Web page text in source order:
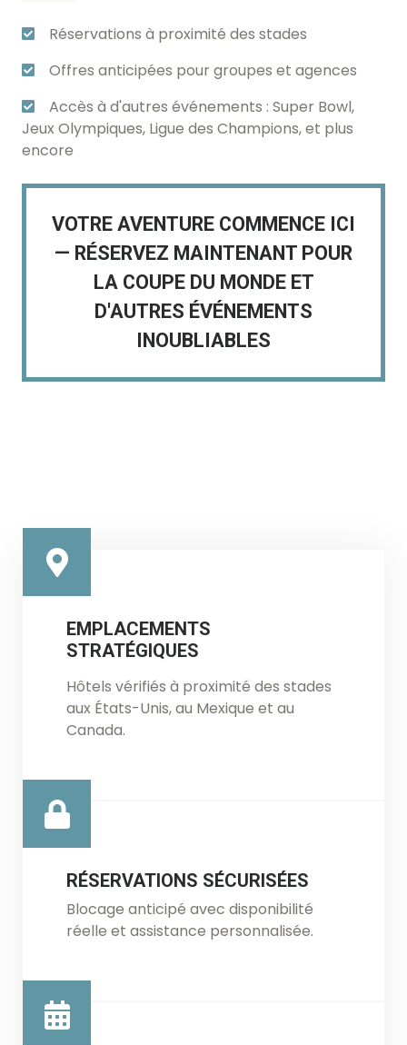
Réservations à proximité des stades
Offres anticipées pour groupes et agences
Accès à d'autres événements : Super Bowl,
Jeux Olympiques, Ligue des Champions, et plus
encore
VOTRE AVENTURE COMMENCE ICI
— RÉSERVEZ MAINTENANT POUR
LA COUPE DU MONDE ET
D'AUTRES ÉVÉNEMENTS
INOUBLIABLES
EMPLACEMENTS
STRATÉGIQUES
Hôtels vérifiés à proximité des stades
aux États-Unis, au Mexique et au
Canada.
RÉSERVATIONS SÉCURISÉES
Blocage anticipé avec disponibilité
réelle et assistance personnalisée.